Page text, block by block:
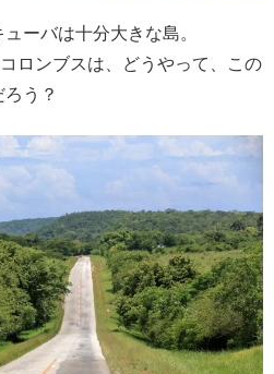
ーバは十分大きな島。
ロンブスは、どうやって、この
う？